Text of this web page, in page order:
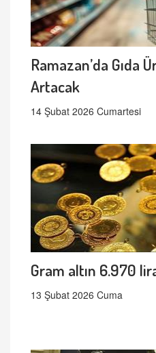
Ramazan’da Gıda
Artacak
14 Şubat 2026 Cumartesi
Gram altın 6.970
13 Şubat 2026 Cuma